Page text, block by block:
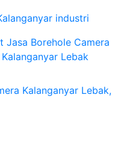
industri
Jasa Borehole Camera
Lebak
Kalanganyar Lebak,